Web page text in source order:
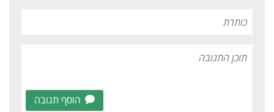
הוסף תגובה